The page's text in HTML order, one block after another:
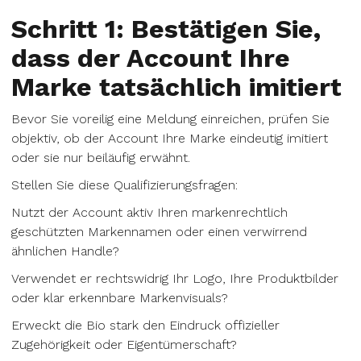
Schritt 1: Bestätigen Sie,
dass der Account Ihre
Marke tatsächlich imitiert
Bevor Sie voreilig eine Meldung einreichen, prüfen Sie
objektiv, ob der Account Ihre Marke eindeutig imitiert
oder sie nur beiläufig erwähnt.
Stellen Sie diese Qualifizierungsfragen:
Nutzt der Account aktiv Ihren markenrechtlich
geschützten Markennamen oder einen verwirrend
ähnlichen Handle?
Verwendet er rechtswidrig Ihr Logo, Ihre Produktbilder
oder klar erkennbare Markenvisuals?
Erweckt die Bio stark den Eindruck offizieller
Zugehörigkeit oder Eigentümerschaft?